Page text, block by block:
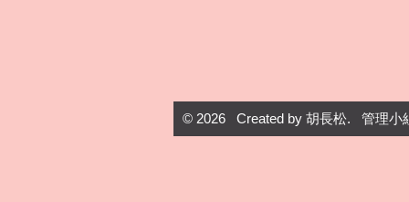
© 2026 Created by 胡長松. 管理小